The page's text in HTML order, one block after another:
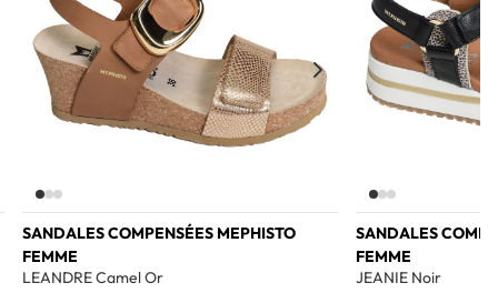
SANDALES COMPENSÉES MEPHISTO
FEMME
LEANDRE Camel Or
SANDALES
FEMME
JEANIE Noir